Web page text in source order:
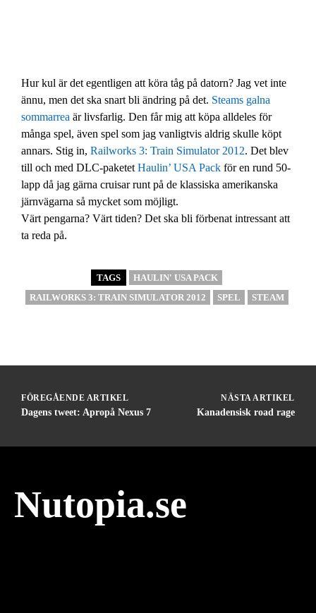
Hur kul är det egentligen att köra tåg på datorn? Jag vet inte
ännu, men det ska snart bli ändring på det. Steams galna
sommarrea är livsfarlig. Den får mig att köpa alldeles för
många spel, även spel som jag vanligtvis aldrig skulle köpt
annars. Stig in, Railworks 3: Train Simulator 2012. Det blev
till och med DLC-paketet Haulin’ USA Pack för en rund 50-
lapp då jag gärna cruisar runt på de klassiska amerikanska
järnvägarna så mycket som möjligt.
Värt pengarna? Värt tiden? Det ska bli förbenat intressant att
ta reda på.
TAGS
HAULIN' USA PACK
RAILWORKS 3: TRAIN SIMULATOR 2012
SPEL STEAM
FÖREGÅENDE ARTIKEL
Dagens tweet: Apropå Nexus 7
NÄSTA ARTIKEL
Kanadensisk road rage
Nutopia.se